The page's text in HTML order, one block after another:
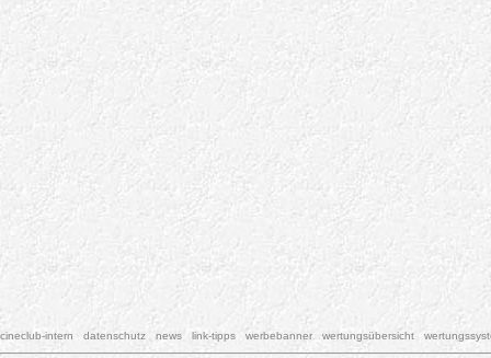
cineclub-intern datenschutz news link-tipps werbebanner wertungsübersicht